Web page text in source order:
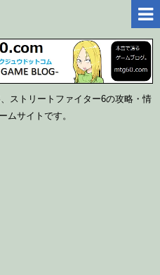
ストリートファイター6の攻略・情
ムサイトです。